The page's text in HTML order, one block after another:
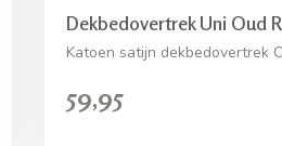
Dekbedovertrek Uni Oud
Katoen satijn dekbedovertrek
59,95